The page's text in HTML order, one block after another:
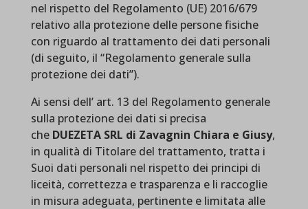
nel rispetto del Regolamento (UE) 2016/679
relativo alla protezione delle persone fisiche
con riguardo al trattamento dei dati personali
(di seguito, il “Regolamento generale sulla
protezione dei dati”).
Ai sensi dell’ art. 13 del Regolamento generale
sulla protezione dei dati si precisa
che DUEZETA SRL di Zavagnin Chiara e Giusy,
in qualità di Titolare del trattamento, tratta i
Suoi dati personali nel rispetto dei principi di
liceità, correttezza e trasparenza e li raccoglie
in misura adeguata, pertinente e limitata alle